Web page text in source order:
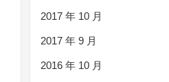
2017 年 10 月
2017 年 9 月
2016 年 10 月